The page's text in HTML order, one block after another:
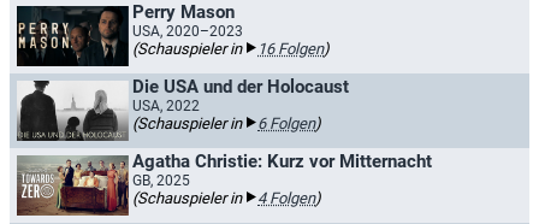
Perry Mason
USA, 2020–2023
(Schauspieler in 16 Folgen)
Die USA und der Holocaust
USA, 2022
(Schauspieler in 6 Folgen)
Agatha Christie: Kurz vor Mitternacht
GB, 2025
(Schauspieler in 4 Folgen)